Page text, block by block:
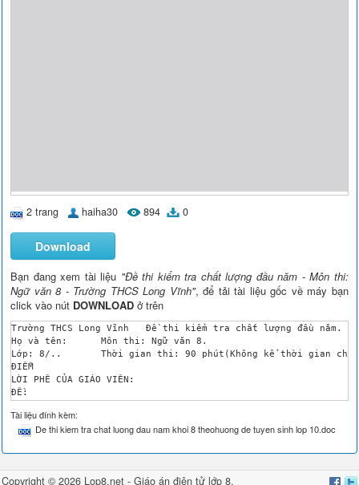
2 trang haiha30 894 0
Download
Bạn đang xem tài liệu "Đề thi kiểm tra chất lượng đầu năm - Môn thi:
Ngữ văn 8 - Trường THCS Long Vĩnh", để tải tài liệu gốc về máy bạn
click vào nút DOWNLOAD ở trên
Trường THCS Long Vĩnh	Đề thi kiểm tra chất lượng đầu năm.
Họ và tên: 	Môn thi: Ngữ văn 8.
Lớp: 8/..	Thời gian thi: 90 phút(Không kể thời gian chép đề)
ĐIỂM
LỜI PHÊ CỦA GIÁO VIÊN:
ĐỀ:
Câu1: Lập sơ đồ thể hiện cấp độ khái quát của nghĩa từ ngữ
Câu 2 : Viết đoạn văn ngắn( Khoảng 5 – 7 dòng) ghi lại suy
Câu 3: Cho đề bài: Nhân dân ta có câu tục ngữ: “ Đi một
....
....
....
Tài liệu đính kèm:
De thi kiem tra chat luong dau nam khoi 8 theohuong de tuyen sinh lop 10.doc
Copyright © 2026 Lop8.net -Giáo án điện tử lớp 8,